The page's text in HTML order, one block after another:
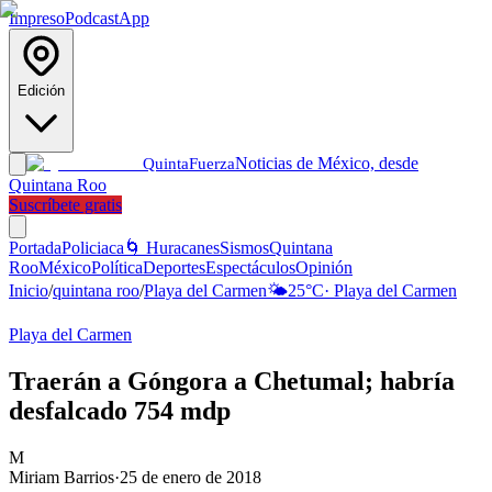
ImpresoPodcastApp
Edición
QuintaFuerzaNoticias de México, desde
Quintana Roo
Suscríbete gratis
PortadaPoliciaca 🌀 HuracanesSismosQuintana
RooMéxicoPolíticaDeportesEspectáculosOpinión
Inicio/quintana roo/Playa del Carmen🌤️25°C· Playa del Carmen
Playa del Carmen
Traerán a Góngora a Chetumal; habría
desfalcado 754 mdp
M
Miriam Barrios·25 de enero de 2018